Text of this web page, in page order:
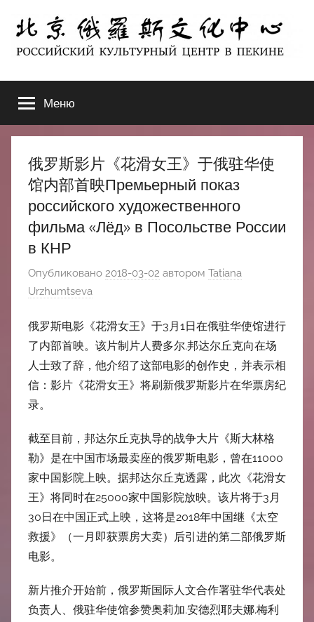
содержимому
北
京
俄
罗
斯
文
化
中
心
ЦЕНТР
В
ПЕКИНЕ
Меню
俄罗斯影片《花滑女王》于俄驻华使
馆内部首映Премьерный показ
российского художественного
фильма «Лёд» в Посольстве России
в КНР
Опубликовано 2018-03-02 автором Tatiana
Urzhumtseva
俄罗斯电影《花滑女王》于3月1日在俄驻华使馆进行
了内部首映。该片制片人费多尔.邦达尔丘克向在场
人士致了辞，他介绍了这部电影的创作史，并表示相
信：影片《花滑女王》将刷新俄罗斯影片在华票房纪
录。
截至目前，邦达尔丘克执导的战争大片《斯大林格
勒》是在中国市场最卖座的俄罗斯电影，曾在11000
家中国影院上映。据邦达尔丘克透露，此次《花滑女
王》将同时在25000家中国影院放映。该片将于3月
30日在中国正式上映，这将是2018年中国继《太空
救援》（一月即获票房大卖）后引进的第二部俄罗斯
电影。
新片推介开始前，俄罗斯国际人文合作署驻华代表处
负责人、俄驻华使馆参赞奥莉加.安德烈耶夫娜.梅利